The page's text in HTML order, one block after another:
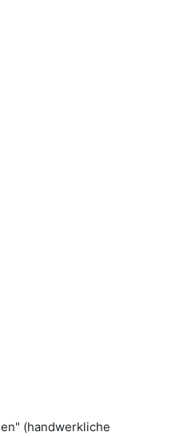
(handwerkliche